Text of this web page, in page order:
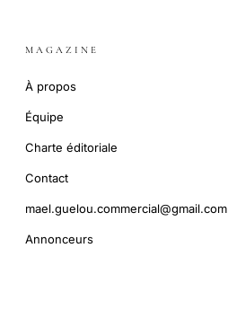
MAGAZINE
À propos
Équipe
Charte éditoriale
Contact
mael.guelou.commercial@gmail.com
Annonceurs